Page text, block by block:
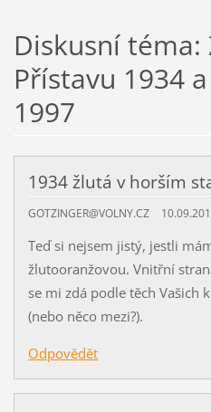
Diskusní téma:
Přístavu 1934
1997
1934 žlutá v horším
GOTZINGER@VOLNY.CZ
Teď si nejsem jistý, jestli
žlutooranžovou. Vnitřní
se mi zdá podle těch Vašich
(nebo něco mezi?).
Odpovědět